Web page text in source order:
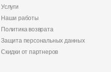
Услуги
Наши работы
Политика возврата
Защита персональных данных
Скидки от партнеров